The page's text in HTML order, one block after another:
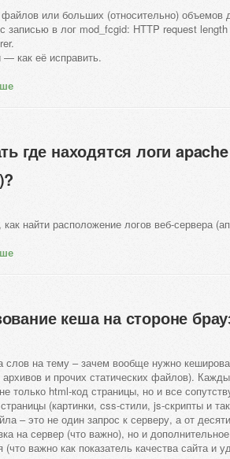
файлов или больших (относительно) объемов
записью в лог mod_fcgid: HTTP request
— как её исправить.
где находятся логи
как найти расположение логов веб-сервера
кеша на стороне
слов на тему – зачем вообще нужно
и прочих статических файлов).
только html-код страницы, но и все
(картинки, css-стили, js-скрипты и
– это не один запрос к серверу, а от
на сервер (что важно), но и
(что важно как показатель качества сайта и